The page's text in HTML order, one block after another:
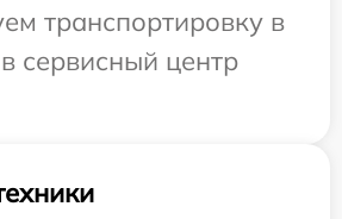
транспортировку в
сервисный центр